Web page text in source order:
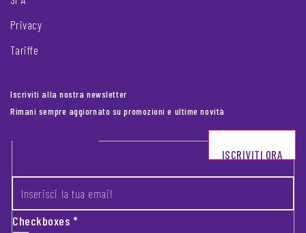
Privacy
Tariffe
Iscriviti alla nostra newsletter
Rimani sempre aggiornato su promozioni e ultime novità
Footer newsletter
Checkboxes*
ISCRIVITI ORA